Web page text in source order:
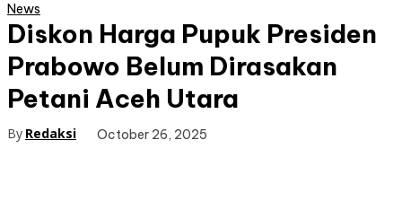
News
Diskon Harga Pupuk Presiden
Prabowo Belum Dirasakan
Petani Aceh Utara
By Redaksi October 26, 2025